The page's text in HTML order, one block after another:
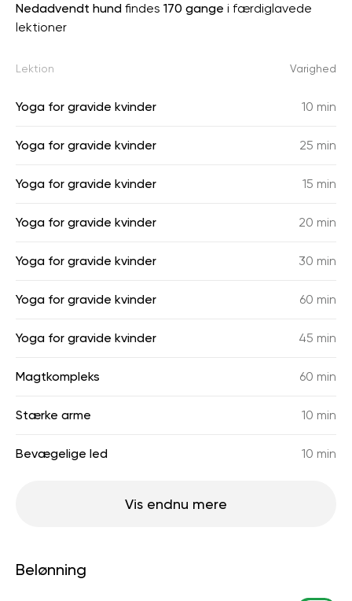
Nedadvendt hund findes 170 gange i færdiglavede
lektioner
Lektion Varighed
Yoga for gravide kvinder 10 min
Yoga for gravide kvinder 25 min
Yoga for gravide kvinder 15 min
Yoga for gravide kvinder 20 min
Yoga for gravide kvinder 30 min
Yoga for gravide kvinder 60 min
Yoga for gravide kvinder 45 min
Magtkompleks 60 min
Stærke arme 10 min
Bevægelige led 10 min
Vis endnu mere
Belønning